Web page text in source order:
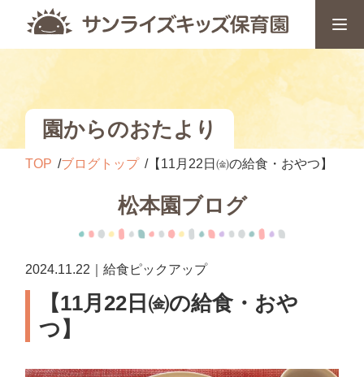
園からのおたより
TOP ブログトップ 【11月22日㈮の給食・おやつ】
松本園ブログ
2024.11.22｜給食ピックアップ
【11月22日㈮の給食・おや
つ】